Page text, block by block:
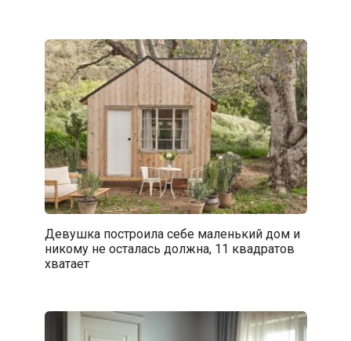
Девушка построила себе маленький дом и
никому не осталась должна, 11 квадратов
хватает